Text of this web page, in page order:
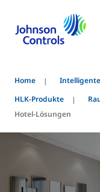
Home
HLK-Produkte
Hotel-Lösungen